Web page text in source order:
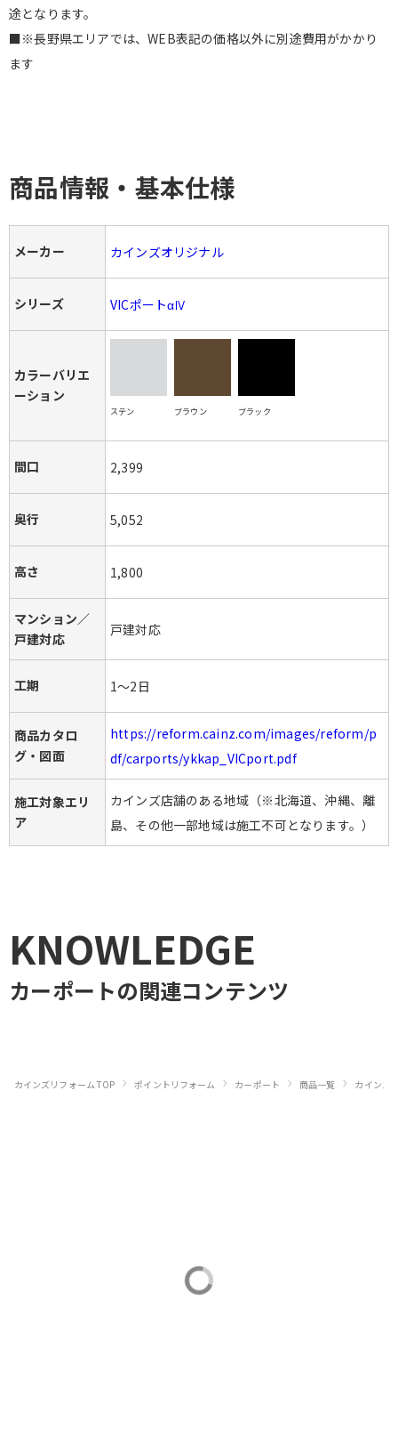
途となります。
■※長野県エリアでは、WEB表記の価格以外に別途費用がかかり
ます
商品情報・基本仕様
メーカー カインズオリジナル
シリーズ VICポートαⅣ
カラーバリエ
ーション
ステン ブラウン ブラック
間口 2,399
奥行 5,052
高さ 1,800
マンション／
戸建対応
戸建対応
工期 1～2日
商品カタロ
グ・図面
https://reform.cainz.com/images/reform/p
df/carports/ykkap_VICport.pdf
施工対象エリ
ア
カインズ店舗のある地域（※北海道、沖縄、離
島、その他一部地域は施工不可となります。）
KNOWLEDGE
カーポートの関連コンテンツ
カインズリフォーム TOP › ポイントリフォーム › カーポート › 商品一覧 › カインズ